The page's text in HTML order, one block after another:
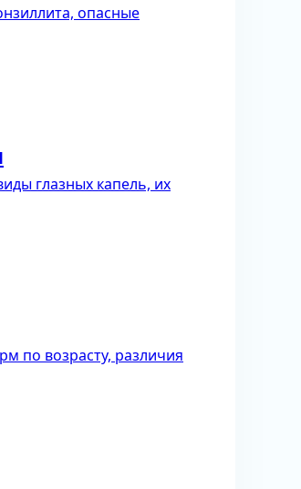
опасные
глазных капель, их
по возрасту, различия